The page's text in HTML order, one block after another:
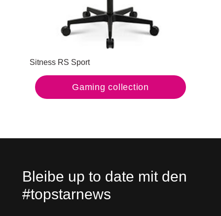
Sitness RS Sport
Gaming collection
Bleibe up to date mit den
#topstarnews